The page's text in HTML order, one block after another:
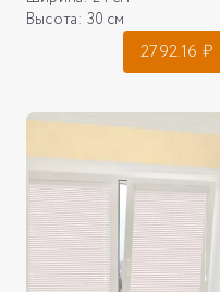
Высота: 30 см
2792.16 ₽